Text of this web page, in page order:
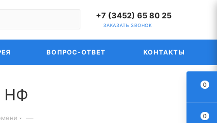
+7 (3452) 65 80 25
ЗАКАЗАТЬ ЗВОНОК
ВОПРОС-ОТВЕТ КОНТАКТЫ
НФ
—
0
0